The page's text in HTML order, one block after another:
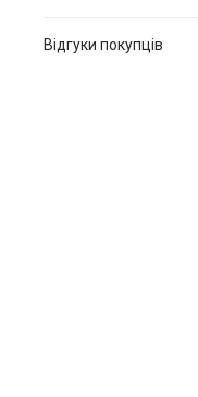
Відгуки покупців